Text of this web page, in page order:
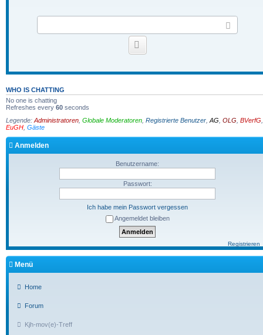
WHO IS CHATTING
No one is chatting
Refreshes every 60 seconds
Legende: Administratoren Globale Moderatoren Registrierte Benutzer AG OLG BVerfG
EuGH Gäste
Anmelden
Benutzername:
Passwort:
Ich habe mein Passwort vergessen
Angemeldet bleiben
Registrieren
Menü
Home
Forum
Kjh-mov(e)-Treff